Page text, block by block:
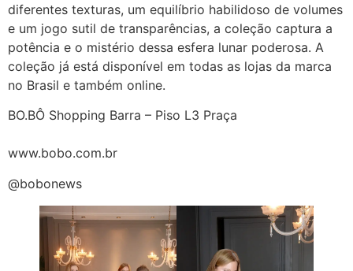
diferentes texturas, um equilíbrio habilidoso de volumes
e um jogo sutil de transparências, a coleção captura a
potência e o mistério dessa esfera lunar poderosa. A
coleção já está disponível em todas as lojas da marca
no Brasil e também online.
BO.BÔ Shopping Barra – Piso L3 Praça
www.bobo.com.br
@bobonews